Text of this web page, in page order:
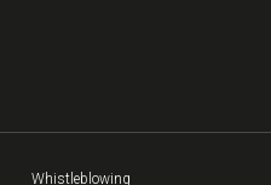
Whistleblowing